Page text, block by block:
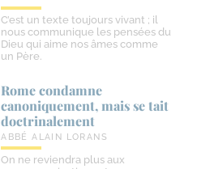
C’est un texte toujours vivant ; il
nous communique les pensées du
Dieu qui aime nos âmes comme
un Père.
Rome condamne
canoniquement, mais se tait
doctrinalement
ABBÉ ALAIN LORANS
On ne reviendra plus aux